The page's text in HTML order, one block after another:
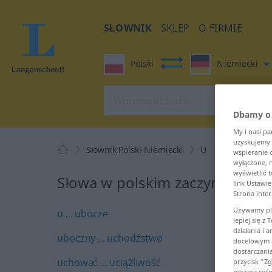
SŁOWNIK SKLEP O FIRMIE
Polski Niemiecki
Słownik Polski-Niemiecki U
Słowa w polskim zaczynające
u ... ubocze
uboczny ... uchodźstwo
uchować ... uciążliwość
Dbamy
My i nasi
wspieranie
wyświetlić
link
Strona
Używamy
lepiej się z
działania i
docelowym
przycisk